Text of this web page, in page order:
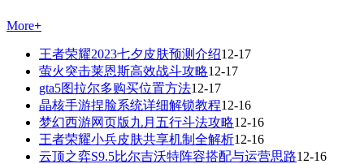
More+
王者荣耀2023七夕皮肤预测介绍12-17
萤火突击莱恩斯高效战斗攻略12-17
gta5图拉尔多购买位置方法12-17
晶核手游捏脸系统详细解锁教程12-16
梦幻西游网页版九月五行斗法攻略12-16
王者荣耀小兵皮肤共享机制全解析12-16
云顶之弈S9.5比尔吉沃特阵容搭配与运营思路12-16